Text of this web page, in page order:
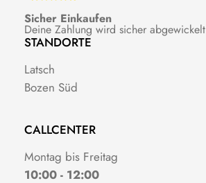
Sicher Einkaufen
Deine Zahlung wird sicher abgewickelt
STANDORTE
Latsch
Bozen Süd
CALLCENTER
Montag bis Freitag
10:00 - 12:00